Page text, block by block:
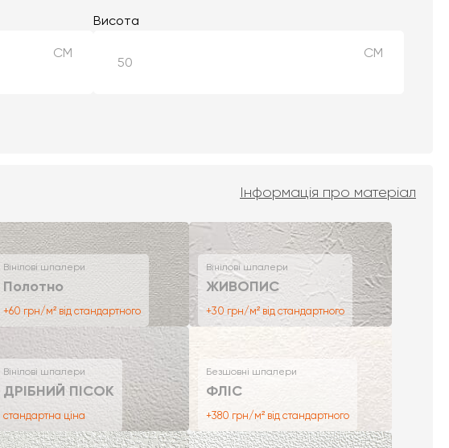
СМ
Висота
СМ
Інформація про матеріал
Вінілові шпалери
Полотно
+60 грн/м² від стандартного
Вінілові шпалери
ЖИВОПИС
+30 грн/м² від стандартного
Вінілові шпалери
ДРІБНИЙ ПІСОК
стандартна ціна
Безшовні шпалери
ФЛІС
+380 грн/м² від стандартного